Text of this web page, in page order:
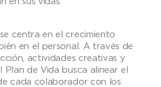
centra en el crecimiento
en el personal. A través de
actividades creativas y
Plan de Vida busca alinear el
cada colaborador con los